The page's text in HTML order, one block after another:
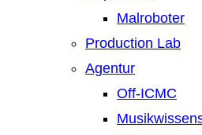
Malroboter
Production Lab
Agentur
Off-ICMC